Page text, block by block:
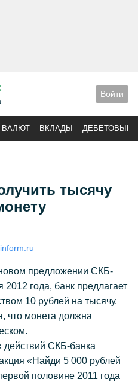
Войти
ВАЛЮТ ВКЛАДЫ ДЕБЕТОВЫЕ
тысячу
предложении СКБ-
года, банк предлагает
10 рублей на тысячу.
что монета должна
действий СКБ-банка
«Найди 5 000 рублей
половине 2011 года